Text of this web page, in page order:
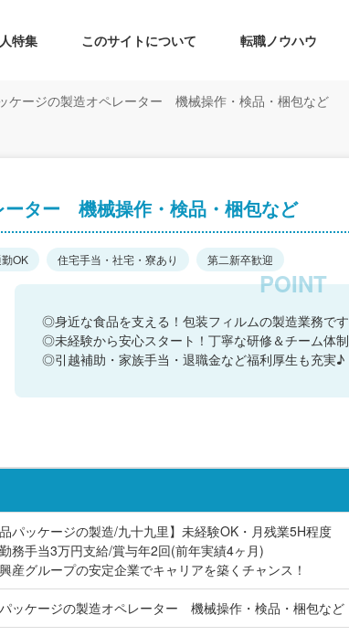
特集 このサイトについて 転職ノウハウ
ケージの製造オペレーター 機械操作・検品・梱包など
ーター 機械操作・検品・梱包など
OK 住宅手当・社宅・寮あり 第二新卒歓迎
◎身近な食品を支える！包装フィルムの製造業務です
◎未経験から安心スタート！丁寧な研修＆チーム体制
◎引越補助・家族手当・退職金など福利厚生も充実♪
品パッケージの製造/九十九里】未経験OK・月残業5H程度
務手当3万円支給/賞与年2回(前年実績4ヶ月)
産グループの安定企業でキャリアを築くチャンス！
ッケージの製造オペレーター 機械操作・検品・梱包など